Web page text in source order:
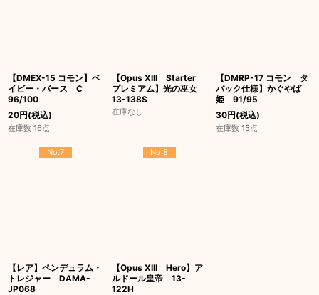
【DMEX-15 コモン】ベ
イビー・バース C
96/100
20円(税込)
在庫数 16点
【Opus XIII Starter
プレミアム】光の巫女
13-138S
在庫なし
【DMRP-17 コモン タ
バック仕様】かぐやば
姫 91/95
30円(税込)
在庫数 15点
No.7
【レア】ペンデュラム・
トレジャー DAMA-
JP068
No.8
【Opus XIII Hero】ア
ルドール皇帝 13-
122H